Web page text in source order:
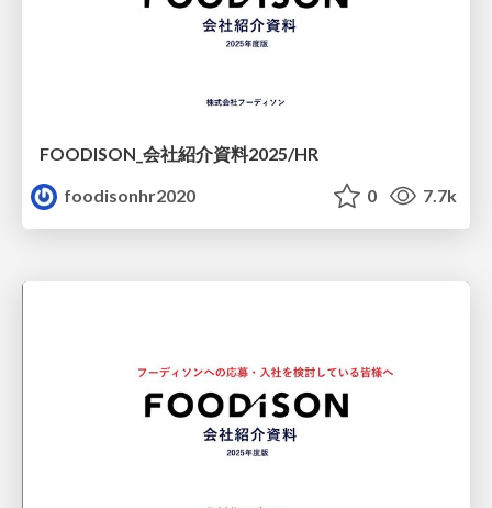
FOODISON_会社紹介資料2025/HR
foodisonhr2020
0 7.7k